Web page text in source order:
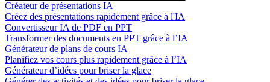
Créateur de présentations IA
Créez des présentations rapidement grâce à l'IA
Convertisseur IA de PDF en PPT
Transformer des documents en PPT grâce à l’IA
Générateur de plans de cours IA
Planifiez vos cours plus rapidement grâce à l’IA
Générateur d’idées pour briser la glace